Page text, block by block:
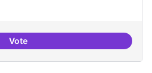
VoteIA i drets humans